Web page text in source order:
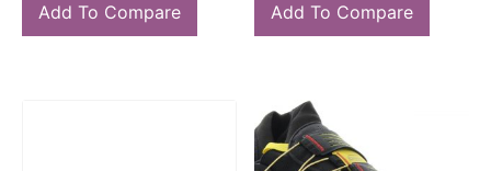
Add To Compare Add To Compare